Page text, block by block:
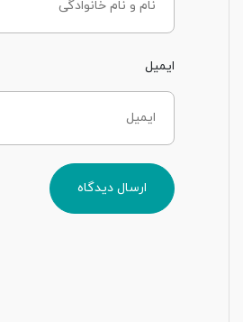
ایمیل
ارسال دیدگاه